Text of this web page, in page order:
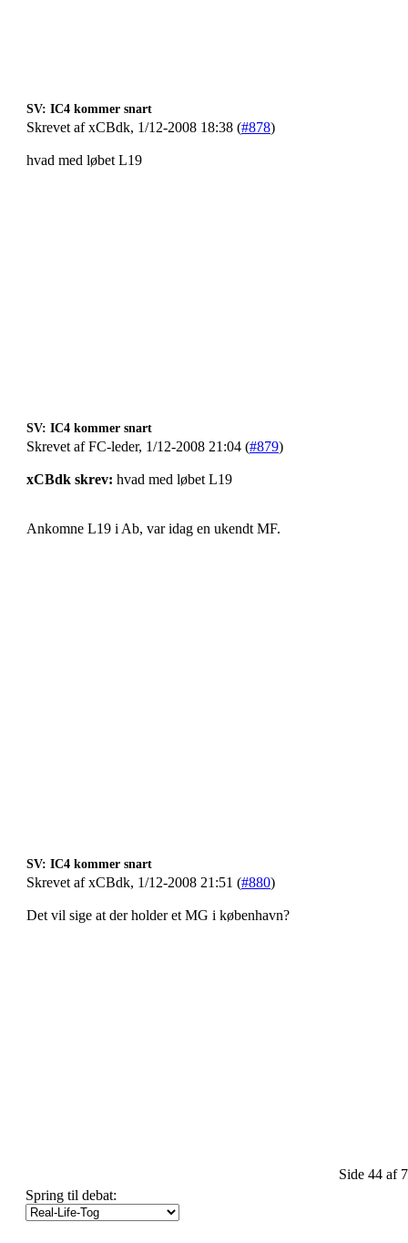
SV: IC4 kommer snart
Skrevet af xCBdk, 1/12-2008 18:38 (#878)
hvad med løbet L19
SV: IC4 kommer snart
Skrevet af FC-leder, 1/12-2008 21:04 (#879)
xCBdk skrev: hvad med løbet L19
Ankomne L19 i Ab, var idag en ukendt MF.
SV: IC4 kommer snart
Skrevet af xCBdk, 1/12-2008 21:51 (#880)
Det vil sige at der holder et MG i københavn?
Side 44 af
Spring til debat: